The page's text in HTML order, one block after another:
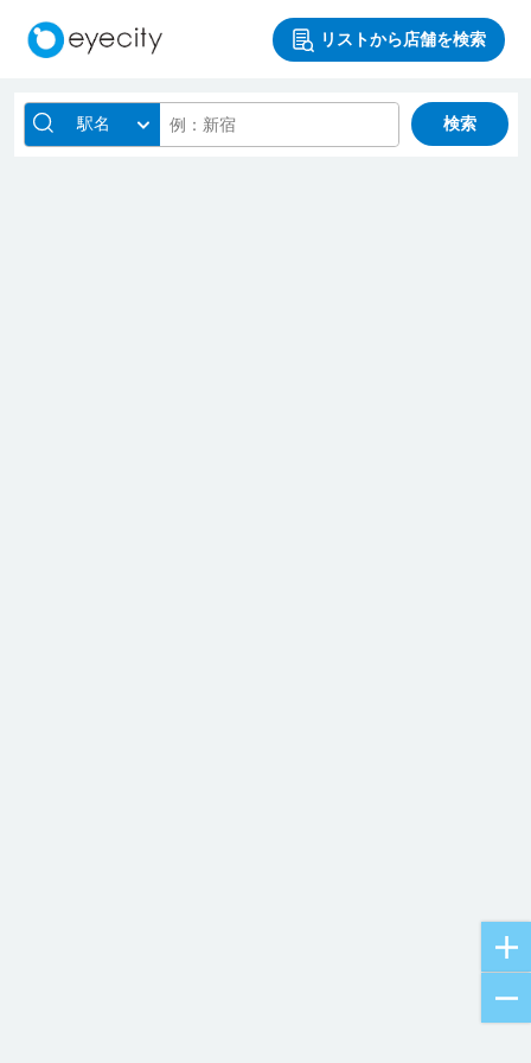
リストから店舗を検索
駅名 検索